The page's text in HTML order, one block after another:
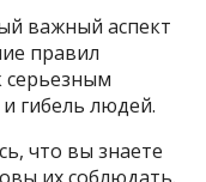
важный аспект
правил
серьезным
гибель людей.
что вы знаете